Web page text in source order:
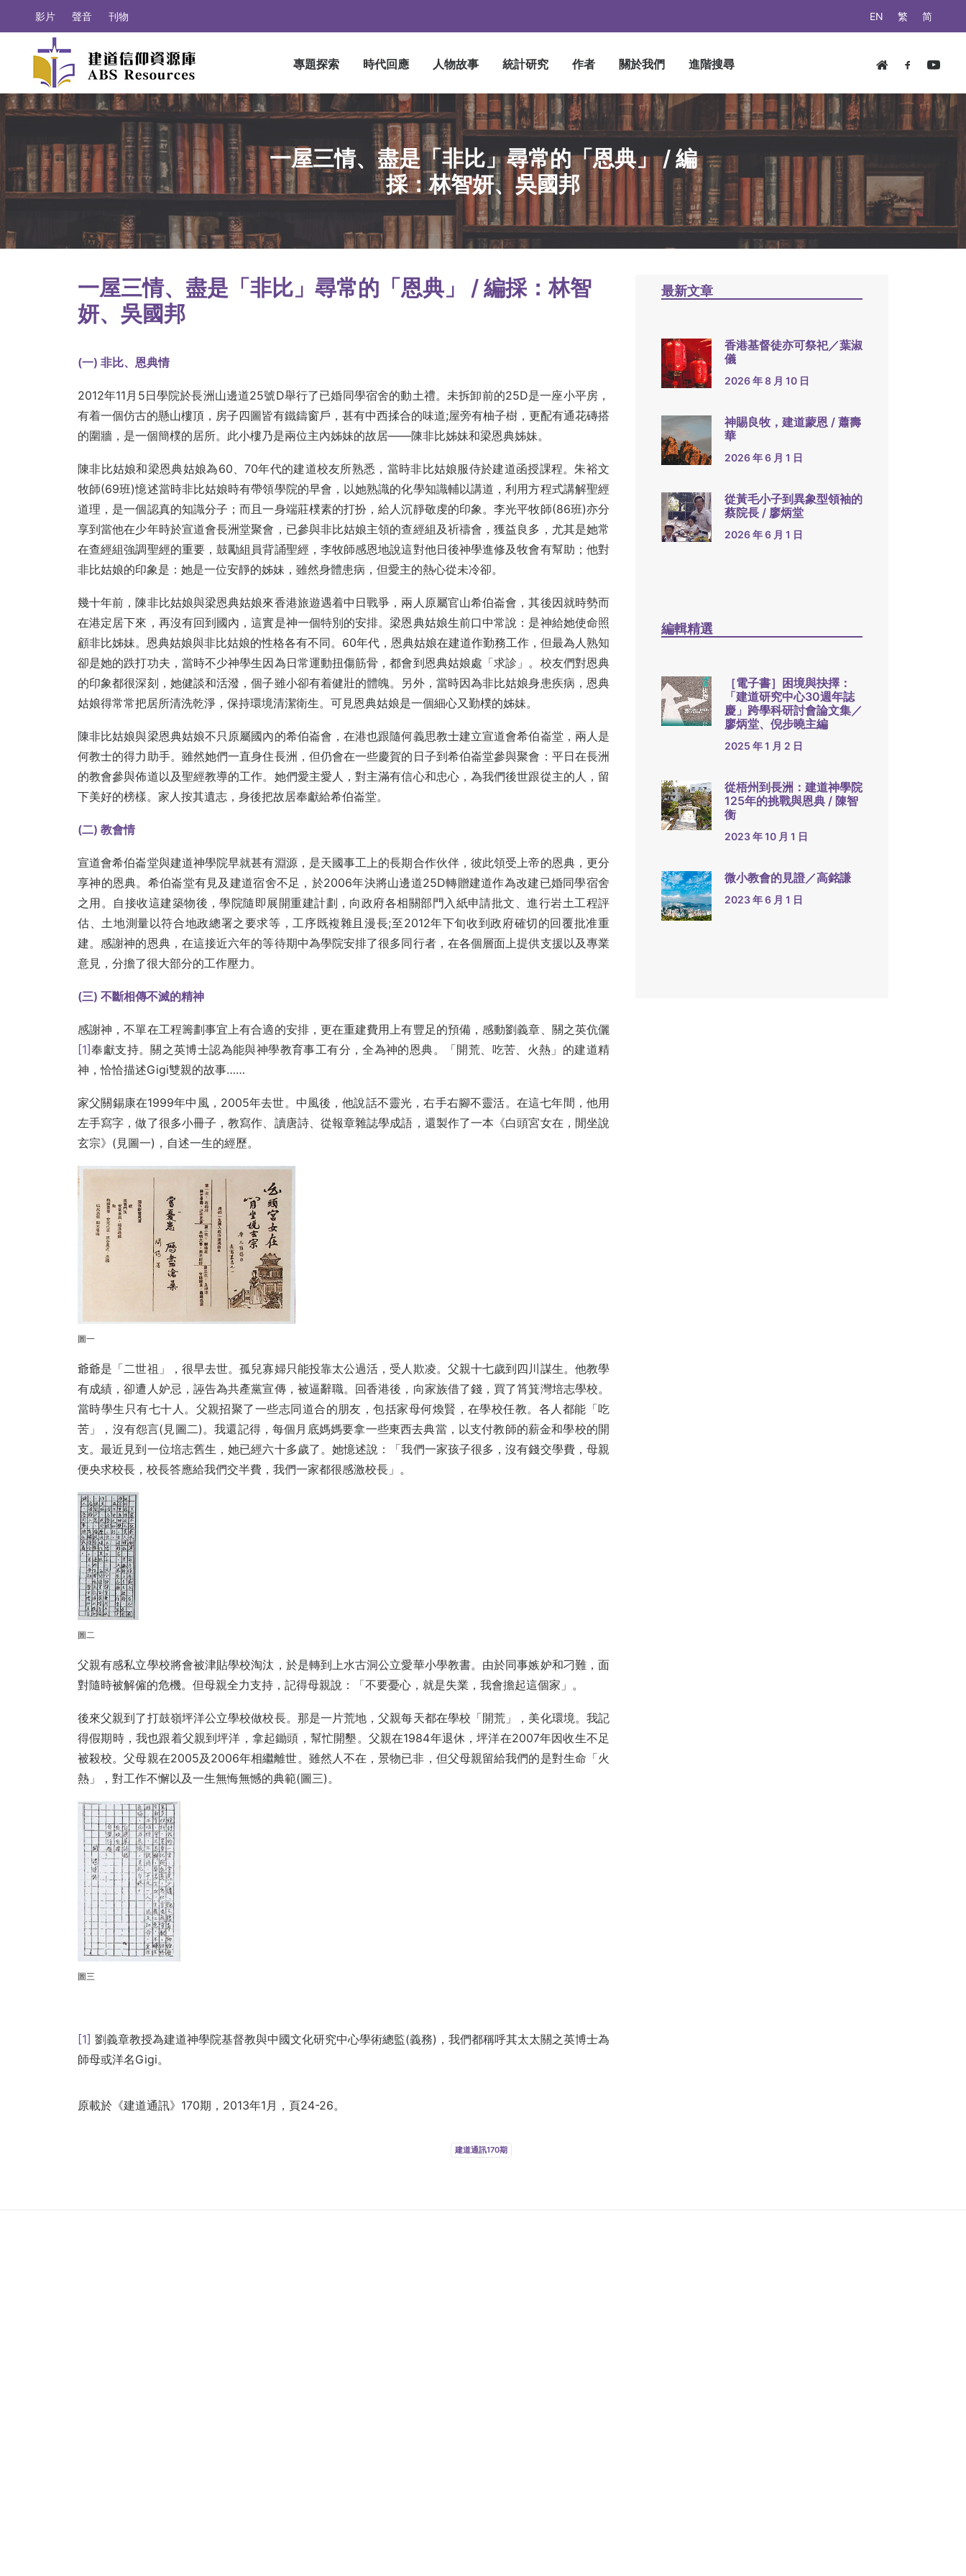
EN 繁 简
影片 聲音 刊物
專題探索 時代回應 人物故事 統計研究 作者 關於我們 進階搜尋
一屋三情、盡是「非比」尋常的「恩典」 / 編
採：林智妍、吳國邦
一屋三情、盡是「非比」尋常的「恩典」 / 編採：林智
妍、吳國邦
(一) 非比、恩典情
2012年11月5日學院於長洲山邊道25號D舉行了已婚同學宿舍的動土禮。未拆卸前的25D是一座小平房，
有着一個仿古的懸山樓頂，房子四圖皆有鐵鑄窗戶，甚有中西揉合的味道;屋旁有柚子樹，更配有通花磚搭
的圍牆，是一個簡樸的居所。此小樓乃是兩位主內姊妹的故居——陳非比姊妹和梁恩典姊妹。
陳非比姑娘和梁恩典姑娘為60、70年代的建道校友所熟悉，當時非比姑娘服侍於建道函授課程。朱裕文
牧師(69班)憶述當時非比姑娘時有帶領學院的早會，以她熟識的化學知識輔以講道，利用方程式講解聖經
道理，是一個認真的知識分子；而且一身端莊樸素的打扮，給人沉靜敬虔的印象。李光平牧師(86班)亦分
享到當他在少年時於宣道會長洲堂聚會，已參與非比姑娘主領的查經組及祈禱會，獲益良多，尤其是她常
在查經組強調聖經的重要，鼓勵組員背誦聖經，李牧師感恩地說這對他日後神學進修及牧會有幫助；他對
非比姑娘的印象是：她是一位安靜的姊妹，雖然身體患病，但愛主的熱心從未冷卻。
幾十年前，陳非比姑娘與梁恩典姑娘來香港旅遊遇着中日戰爭，兩人原屬官山希伯崙會，其後因就時勢而
在港定居下來，再沒有回到國內，這實是神一個特別的安排。梁恩典姑娘生前口中常說：是神給她使命照
顧非比姊妹。恩典姑娘與非比姑娘的性格各有不同。60年代，恩典姑娘在建道作勤務工作，但最為人熟知
卻是她的跌打功夫，當時不少神學生因為日常運動扭傷筋骨，都會到恩典姑娘處「求診」。校友們對恩典
的印象都很深刻，她健談和活潑，個子雖小卻有着健壯的體魄。另外，當時因為非比姑娘身患疾病，恩典
姑娘得常常把居所清洗乾淨，保持環境清潔衛生。可見恩典姑娘是一個細心又勤樸的姊妹。
陳非比姑娘與梁恩典姑娘不只原屬國內的希伯崙會，在港也跟隨何義思教士建立宣道會希伯崙堂，兩人是
何教士的得力助手。雖然她們一直身住長洲，但仍會在一些慶賀的日子到希伯崙堂參與聚會：平日在長洲
的教會參與佈道以及聖經教導的工作。她們愛主愛人，對主滿有信心和忠心，為我們後世跟從主的人，留
下美好的榜樣。家人按其遺志，身後把故居奉獻給希伯崙堂。
(二) 教會情
宣道會希伯崙堂與建道神學院早就甚有淵源，是天國事工上的長期合作伙伴，彼此領受上帝的恩典，更分
享神的恩典。希伯崙堂有見及建道宿舍不足，於2006年決將山邊道25D轉贈建道作為改建已婚同學宿舍
之用。自接收這建築物後，學院隨即展開重建計劃，向政府各相關部門入紙申請批文、進行岩土工程評
估、土地測量以符合地政總署之要求等，工序既複雜且漫長;至2012年下旬收到政府確切的回覆批准重
建。感謝神的恩典，在這接近六年的等待期中為學院安排了很多同行者，在各個層面上提供支援以及專業
意見，分擔了很大部分的工作壓力。
(三) 不斷相傳不滅的精神
感謝神，不單在工程籌劃事宜上有合適的安排，更在重建費用上有豐足的預備，感動劉義章、關之英伉儷
[1]奉獻支持。關之英博士認為能與神學教育事工有分，全為神的恩典。「開荒、吃苦、火熱」的建道精
神，恰恰描述Gigi雙親的故事……
家父關錫康在1999年中風，2005年去世。中風後，他說話不靈光，右手右腳不靈活。在這七年間，他用
左手寫字，做了很多小冊子，教寫作、讀唐詩、從報章雜誌學成語，還製作了一本《白頭宮女在，閒坐說
玄宗》(見圖一)，自述一生的經歷。
圖一
爺爺是「二世祖」，很早去世。孤兒寡婦只能投靠太公過活，受人欺凌。父親十七歲到四川謀生。他教學
有成績，卻遭人妒忌，誣告為共產黨宣傳，被逼辭職。回香港後，向家族借了錢，買了筲箕灣培志學校。
當時學生只有七十人。父親招聚了一些志同道合的朋友，包括家母何煥賢，在學校任教。各人都能「吃
苦」，沒有怨言(見圖二)。我還記得，每個月底媽媽要拿一些東西去典當，以支付教師的薪金和學校的開
支。最近見到一位培志舊生，她已經六十多歲了。她憶述說：「我們一家孩子很多，沒有錢交學費，母親
便央求校長，校長答應給我們交半費，我們一家都很感激校長」。
圖二
父親有感私立學校將會被津貼學校淘汰，於是轉到上水古洞公立愛華小學教書。由於同事嫉妒和刁難，面
對隨時被解僱的危機。但母親全力支持，記得母親說：「不要憂心，就是失業，我會擔起這個家」。
後來父親到了打鼓嶺坪洋公立學校做校長。那是一片荒地，父親每天都在學校「開荒」，美化環境。我記
得假期時，我也跟着父親到坪洋，拿起鋤頭，幫忙開墾。父親在1984年退休，坪洋在2007年因收生不足
被殺校。父母親在2005及2006年相繼離世。雖然人不在，景物已非，但父母親留給我們的是對生命「火
熱」，對工作不懈以及一生無悔無憾的典範(圖三)。
圖三
[1] 劉義章教授為建道神學院基督教與中國文化研究中心學術總監(義務)，我們都稱呼其太太關之英博士為
師母或洋名Gigi。
原載於 《建道通訊》170期，2013年1月，頁24-26。
最新文章
香港基督徒亦可祭祀／葉淑
儀
2026 年 8 月 10 日
神賜良牧，建道蒙恩 / 蕭壽
華
2026 年 6 月 1 日
從黃毛小子到異象型領袖的
蔡院長 / 廖炳堂
2026 年 6 月 1 日
編輯精選
［電子書］困境與抉擇：
「建道研究中心30週年誌
慶」跨學科研討會論文集／
廖炳堂、倪步曉主編
2025 年 1 月 2 日
從梧州到長洲：建道神學院
125年的挑戰與恩典 / 陳智
衡
2023 年 10 月 1 日
微小教會的見證／高銘謙
2023 年 6 月 1 日
建道通訊170期